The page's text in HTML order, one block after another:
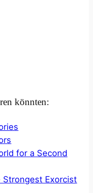
könnten:
for a Second
Strongest Exorcist